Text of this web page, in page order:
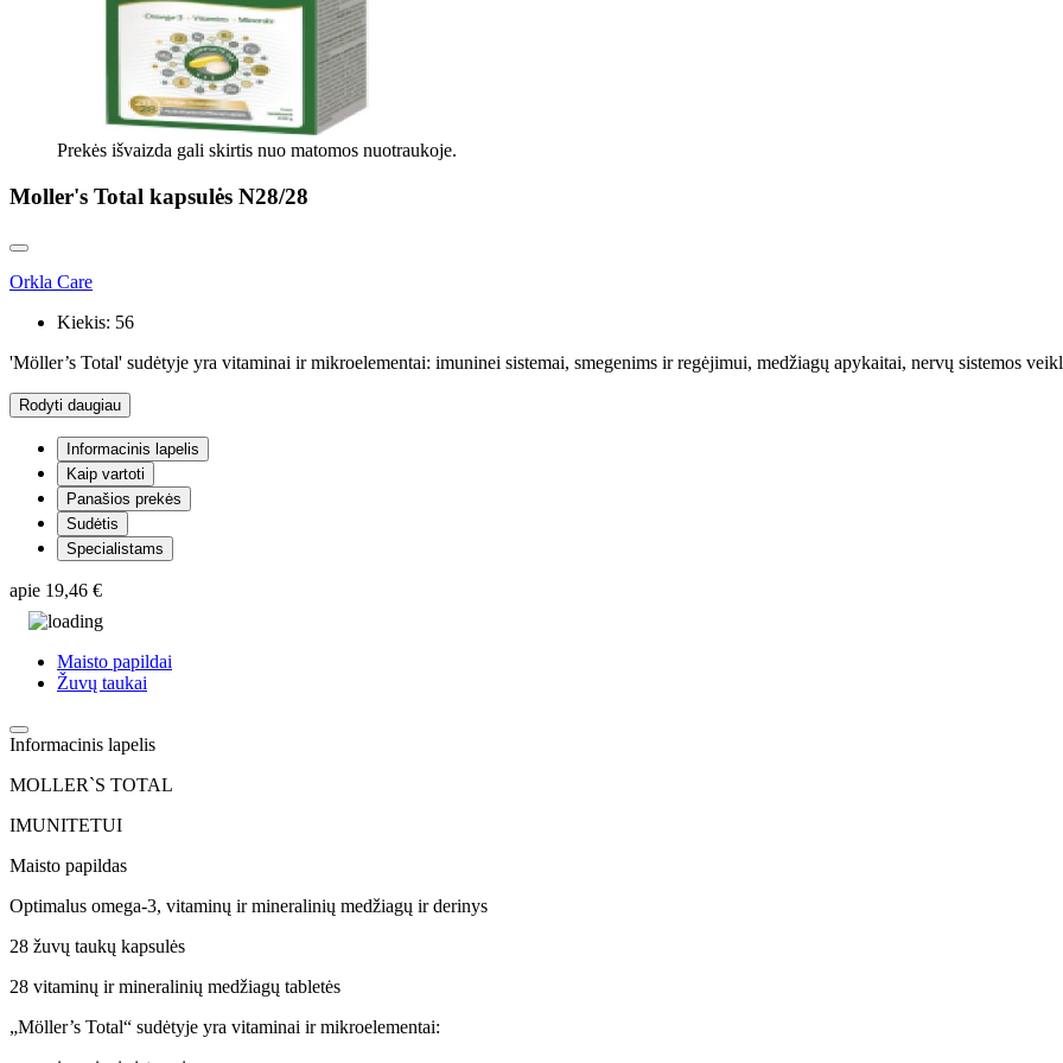
Prekės išvaizda gali skirtis nuo matomos nuotraukoje.
Moller's Total kapsulės N28/28
Orkla Care
Kiekis: 56
'Möller’s Total' sudėtyje yra vitaminai ir mikroelementai: imuninei sistemai, smegenims ir regėjimui, medžiagų apykaitai, nervų sistemos
Rodyti daugiau
Informacinis lapelis
Kaip vartoti
Panašios prekės
Sudėtis
Specialistams
apie 19,46 €
Maisto papildai
Žuvų taukai
Informacinis lapelis
MOLLER`S TOTAL
IMUNITETUI
Maisto papildas
Optimalus omega-3, vitaminų ir mineralinių medžiagų ir derinys
28 žuvų taukų kapsulės
28 vitaminų ir mineralinių medžiagų tabletės
„Möller’s Total“ sudėtyje yra vitaminai ir mikroelementai: